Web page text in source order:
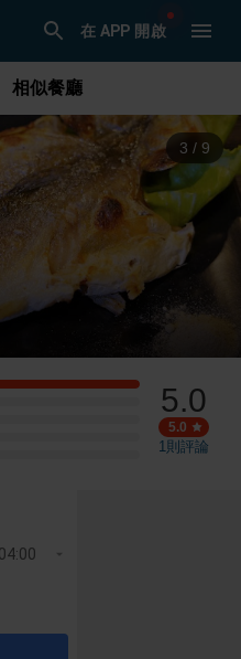
在 APP 開啟
相似餐廳
4 / 9
5.0
5.0
1則評論